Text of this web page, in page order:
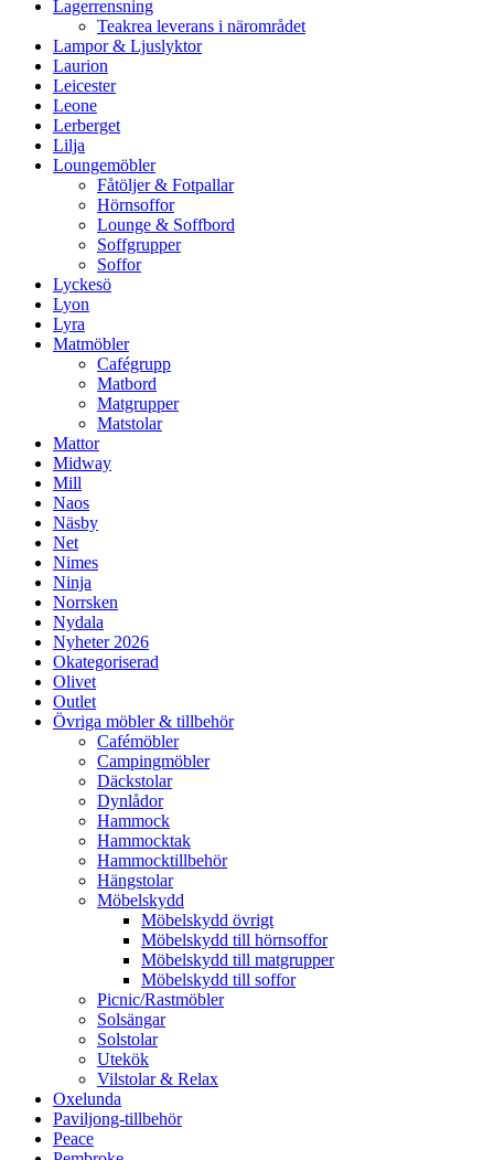
Lagerrensning
Teakrea leverans i närområdet
Lampor & Ljuslyktor
Laurion
Leicester
Leone
Lerberget
Lilja
Loungemöbler
Fåtöljer & Fotpallar
Hörnsoffor
Lounge & Soffbord
Soffgrupper
Soffor
Lyckesö
Lyon
Lyra
Matmöbler
Cafégrupp
Matbord
Matgrupper
Matstolar
Mattor
Midway
Mill
Naos
Näsby
Net
Nimes
Ninja
Norrsken
Nydala
Nyheter 2026
Okategoriserad
Olivet
Outlet
Övriga möbler & tillbehör
Cafémöbler
Campingmöbler
Däckstolar
Dynlådor
Hammock
Hammocktak
Hammocktillbehör
Hängstolar
Möbelskydd
Möbelskydd övrigt
Möbelskydd till hörnsoffor
Möbelskydd till matgrupper
Möbelskydd till soffor
Picnic/Rastmöbler
Solsängar
Solstolar
Utekök
Vilstolar & Relax
Oxelunda
Paviljong-tillbehör
Peace